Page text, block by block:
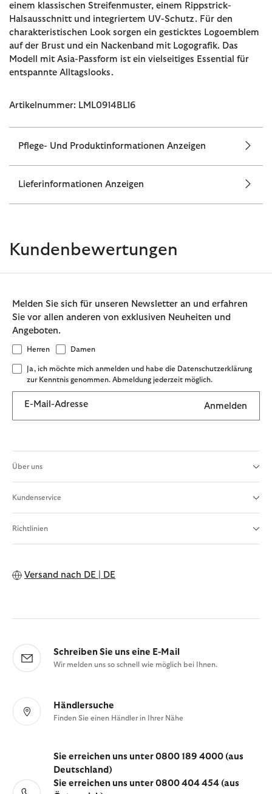
einem klassischen Streifenmuster, einem Rippstrick-
Halsausschnitt und integriertem UV-Schutz. Für den
charakteristischen Look sorgen ein gesticktes Logoemblem
auf der Brust und ein Nackenband mit Logografik. Das
Modell mit Asia-Passform ist ein vielseitiges Essential für
entspannte Alltagslooks.
Artikelnummer: LML0914BL16
Pflege- Und Produktinformationen Anzeigen
Lieferinformationen Anzeigen
Kundenbewertungen
Melden Sie sich für unseren Newsletter an und erfahren
Sie vor allen anderen von exklusiven Neuheiten und
Angeboten.
Herren Damen
Ja, ich möchte mich anmelden und habe die Datenschutzerklärung
zur Kenntnis genommen. Abmeldung jederzeit möglich.
E-Mail-Adresse Anmelden
Über uns
Kundenservice
Richtlinien
Versand nach DE | DE
Schreiben Sie uns eine E-Mail
Wir melden uns so schnell wie möglich bei Ihnen.
Händlersuche
Finden Sie einen Händler in Ihrer Nähe
Sie erreichen uns unter 0800 189 4000 (aus
Deutschland)
Sie erreichen uns unter 0800 404 454 (aus